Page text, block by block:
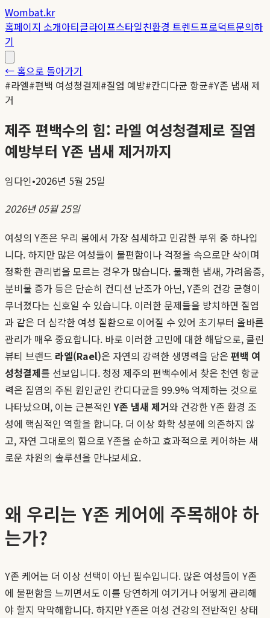
Wombat.kr
홈페이지 소개아티클라이프스타일친환경 트렌드프로덕트문의하
기
← 홈으로 돌아가기
#라엘#편백 여성청결제#질염 예방#칸디다균 항균#Y존 냄새 제
거
제주 편백수의 힘: 라엘 여성청결제로 질염
예방부터 Y존 냄새 제거까지
임다인•2026년 5월 25일
2026년 05월 25일
여성의 Y존은 우리 몸에서 가장 섬세하고 민감한 부위 중 하나입
니다. 하지만 많은 여성들이 불편함이나 걱정을 속으로만 삭이며
정확한 관리법을 모르는 경우가 많습니다. 불쾌한 냄새, 가려움증,
분비물 증가 등은 단순히 컨디션 난조가 아닌, Y존의 건강 균형이
무너졌다는 신호일 수 있습니다. 이러한 문제들을 방치하면 질염
과 같은 더 심각한 여성 질환으로 이어질 수 있어 초기부터 올바른
관리가 매우 중요합니다. 바로 이러한 고민에 대한 해답으로, 클린
뷰티 브랜드 라엘(Rael)은 자연의 강력한 생명력을 담은 편백 여
성청결제를 선보입니다. 청정 제주의 편백수에서 찾은 천연 항균
력은 질염의 주된 원인균인 칸디다균을 99.9% 억제하는 것으로
나타났으며, 이는 근본적인Y존 냄새 제거와 건강한 Y존 환경 조
성에 핵심적인 역할을 합니다. 더 이상 화학 성분에 의존하지 않
고, 자연 그대로의 힘으로 Y존을 순하고 효과적으로 케어하는 새
로운 차원의 솔루션을 만나보세요.
왜 우리는 Y존 케어에 주목해야 하
는가?
Y존 케어는 더 이상 선택이 아닌 필수입니다. 많은 여성들이 Y존
에 불편함을 느끼면서도 이를 당연하게 여기거나 어떻게 관리해
야 할지 막막해합니다. 하지만 Y존은 여성 건강의 전반적인 상태